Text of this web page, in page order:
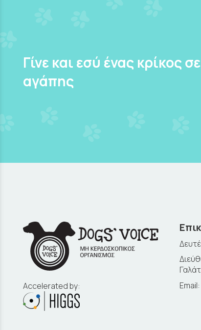
Γίνε και εσύ ένας κρίκος
αγάπης
Accelerated by:
Email: